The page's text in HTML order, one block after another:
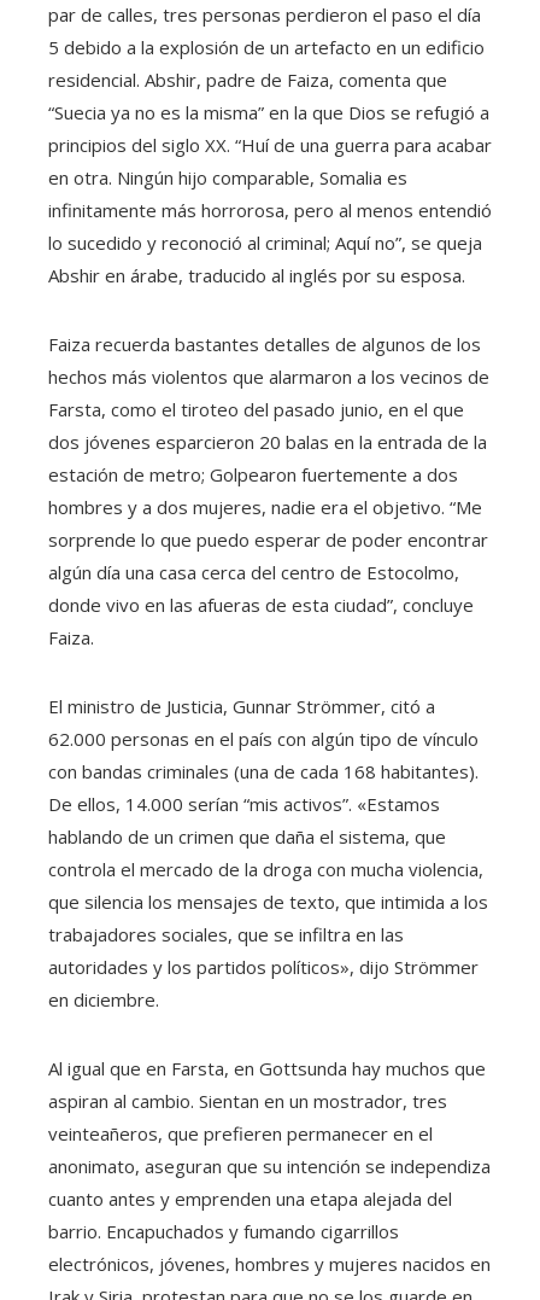
par de calles, tres personas perdieron el paso el día
5 debido a la explosión de un artefacto en un edificio
residencial. Abshir, padre de Faiza, comenta que
“Suecia ya no es la misma” en la que Dios se refugió a
principios del siglo XX. “Huí de una guerra para acabar
en otra. Ningún hijo comparable, Somalia es
infinitamente más horrorosa, pero al menos entendió
lo sucedido y reconoció al criminal; Aquí no”, se queja
Abshir en árabe, traducido al inglés por su esposa.
Faiza recuerda bastantes detalles de algunos de los
hechos más violentos que alarmaron a los vecinos de
Farsta, como el tiroteo del pasado junio, en el que
dos jóvenes esparcieron 20 balas en la entrada de la
estación de metro; Golpearon fuertemente a dos
hombres y a dos mujeres, nadie era el objetivo. “Me
sorprende lo que puedo esperar de poder encontrar
algún día una casa cerca del centro de Estocolmo,
donde vivo en las afueras de esta ciudad”, concluye
Faiza.
El ministro de Justicia, Gunnar Strömmer, citó a
62.000 personas en el país con algún tipo de vínculo
con bandas criminales (una de cada 168 habitantes).
De ellos, 14.000 serían “mis activos”. «Estamos
hablando de un crimen que daña el sistema, que
controla el mercado de la droga con mucha violencia,
que silencia los mensajes de texto, que intimida a los
trabajadores sociales, que se infiltra en las
autoridades y los partidos políticos», dijo Strömmer
en diciembre.
Al igual que en Farsta, en Gottsunda hay muchos que
aspiran al cambio. Sientan en un mostrador, tres
veinteañeros, que prefieren permanecer en el
anonimato, aseguran que su intención se independiza
cuanto antes y emprenden una etapa alejada del
barrio. Encapuchados y fumando cigarrillos
electrónicos, jóvenes, hombres y mujeres nacidos en